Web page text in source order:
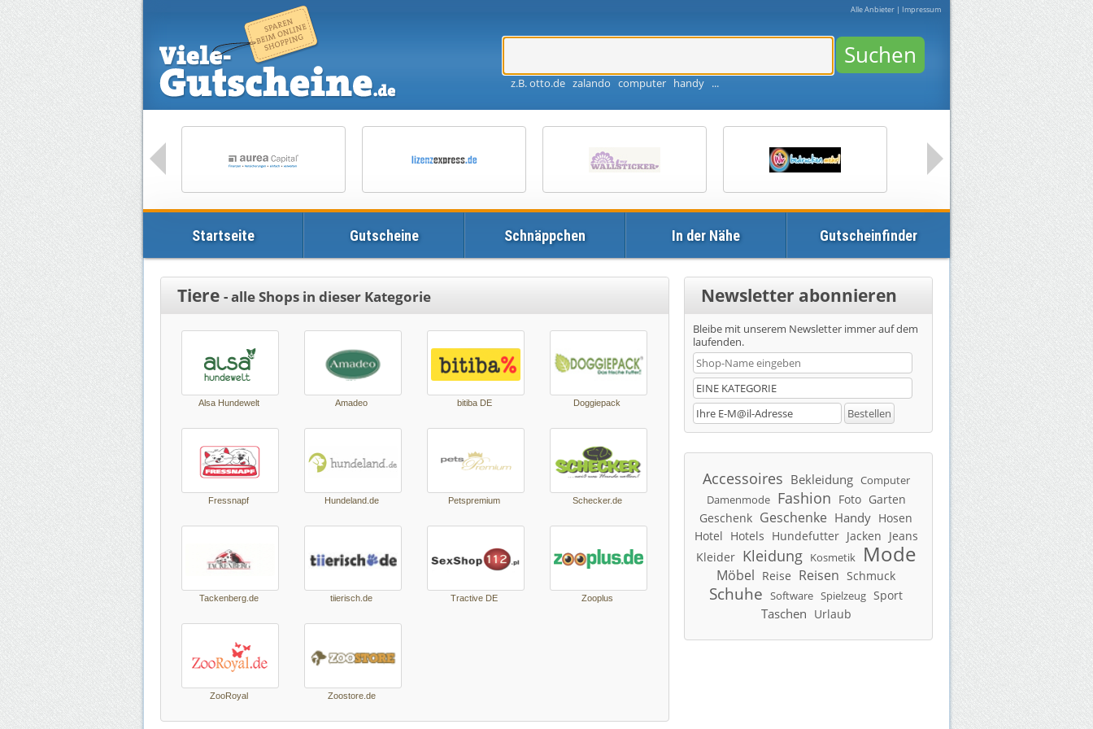
Alle Anbieter | Impressum
Suchen
z.B. otto.de zalando computer handy ...
Startseite Gutscheine Schnäppchen In der Nähe Gutscheinfinder
Tiere - alle Shops in dieser Kategorie
Al­sa Hun­de­welt Ama­deo biti­ba DE Dog­gie­pack
Fressnapf Hun­de­land.de Pets­pre­mium Sche­cker.de
Ta­cken­berg.de tiie­risch.de Tracti­ve DE Zoop­lus
ZooRo­yal Zoos­to­re.de
Newsletter abonnieren
Bleibe mit unserem Newsletter immer auf dem
laufenden.
Accessoires Bekleidung Computer
Damenmode Fashion Foto Garten
Geschenk Geschenke Handy Hosen
Hotel Hotels Hundefutter Jacken Jeans
Kleider Kleidung Kosmetik Mode
Möbel Reise Reisen Schmuck
Schuhe Software Spielzeug Sport
Taschen Urlaub